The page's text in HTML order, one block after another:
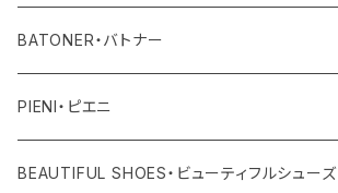
ワンピース・オールインワン
その他
ネックレス
ピアス
バングル
BATONER・バトナー
ニット
レディス
その他
PIENI・ピエニ
バッグ
BEAUTIFUL SHOES・ビューティフルシューズ